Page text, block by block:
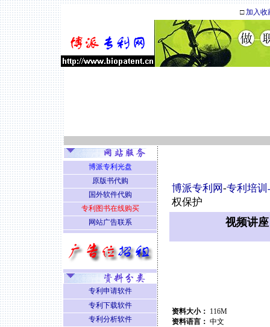
□加入收
博派专利网-专利培
权保护
视频讲
资料大小： 116M
资料语言： 中文
博派专利光盘
原版书代购
国外软件代购
专利图书在线购买
网站广告联系
专利申请软件
专利下载软件
专利分析软件